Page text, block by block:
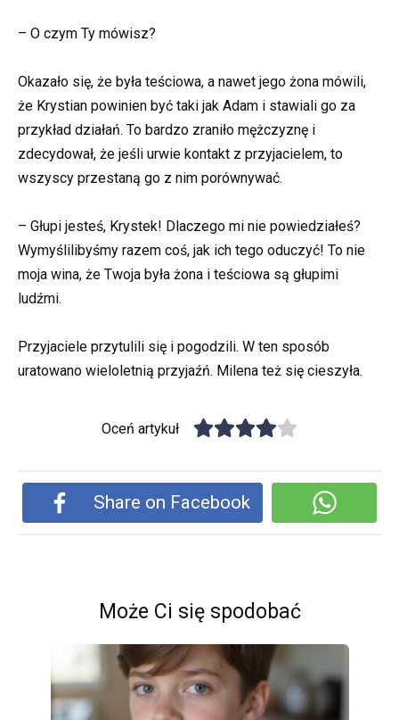
– O czym Ty mówisz?
Okazało się, że była teściowa, a nawet jego żona mówili,
że Krystian powinien być taki jak Adam i stawiali go za
przykład działań. To bardzo zraniło mężczyznę i
zdecydował, że jeśli urwie kontakt z przyjacielem, to
wszyscy przestaną go z nim porównywać.
– Głupi jesteś, Krystek! Dlaczego mi nie powiedziałeś?
Wymyślilibyśmy razem coś, jak ich tego oduczyć! To nie
moja wina, że Twoja była żona i teściowa są głupimi
ludźmi.
Przyjaciele przytulili się i pogodzili. W ten sposób
uratowano wieloletnią przyjaźń. Milena też się cieszyła.
Oceń artykuł
Share on Facebook
Może Ci się spodobać